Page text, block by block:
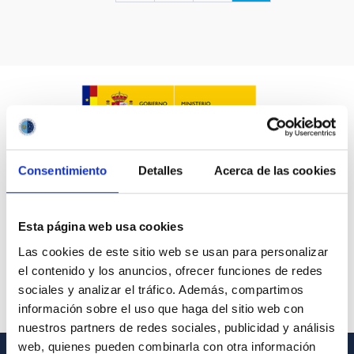
Consentimiento Detalles Acerca de las cookies
Esta página web usa cookies
Las cookies de este sitio web se usan para personalizar
el contenido y los anuncios, ofrecer funciones de redes
sociales y analizar el tráfico. Además, compartimos
información sobre el uso que haga del sitio web con
nuestros partners de redes sociales, publicidad y análisis
web, quienes pueden combinarla con otra información
ASTROFÍSICAS